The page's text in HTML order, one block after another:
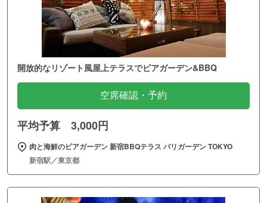
開放的なリゾート風屋上テラスでビアガーデン&BBQ
空席確認・予約
平均予算 3,000円
肉と海鮮のビアガーデン 新宿BBQテラス バリガーデン TOKYO
新宿駅／東京都